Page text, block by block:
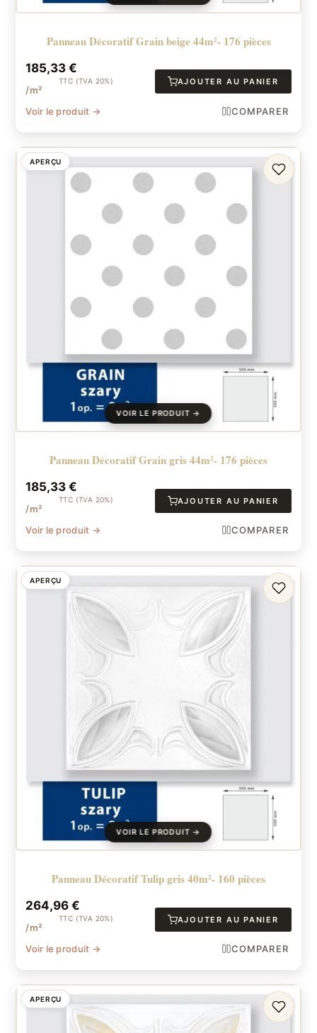
Panneau Décoratif Grain beige 44m²- 176 pièces
185,33€
TTC (TVA 20%)
/m²
AJOUTER AU PANIER
Voir le produit → COMPARER
APERÇU
Panneau Décoratif Grain gris 44m²- 176 pièces
185,33€
TTC (TVA 20%)
/m²
AJOUTER AU PANIER
Voir le produit → COMPARER
APERÇU
Panneau Décoratif Tulip gris 40m²- 160 pièces
264,96€
TTC (TVA 20%)
/m²
AJOUTER AU PANIER
Voir le produit → COMPARER
APERÇU